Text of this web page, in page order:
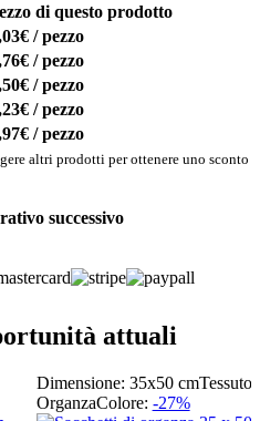
di questo prodotto
/ pezzo
/ pezzo
/ pezzo
/ pezzo
/ pezzo
altri prodotti per ottenere uno sconto
successivo
attuali
Dimensione: 35x50 cmTessuto:
OrganzaColore: -27%